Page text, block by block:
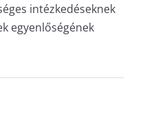
intézkedéseknek
egyenlőségének